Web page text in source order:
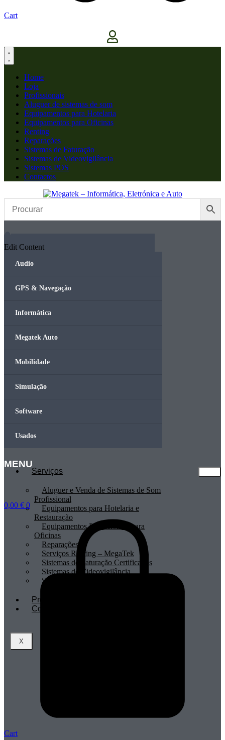
Cart
Home
Loja
Profissionais
Aluguer de sistemas de som
Equipamentos para Hotelaria
Equipamentos para Oficinas
Renting
Reparações
Sistemas de Faturação
Sistemas de Videovigilância
Sistemas POS
Contactos
Edit Content
Audio
GPS & Navegação
Informática
Megatek Auto
Mobilidade
Simulação
Software
Usados
MENU
Serviços
Aluguer e Venda de Sistemas de Som
Profissional
Equipamentos para Hotelaria e
Restauração
Equipamentos Profissionais para
Oficinas
Reparações
Serviços Renting – MegaTek
Sistemas de Faturação Certificados
Sistemas de Videovigilância
Sistemas POS
Profissionais
Contactos
X
0,00 € 0
Cart